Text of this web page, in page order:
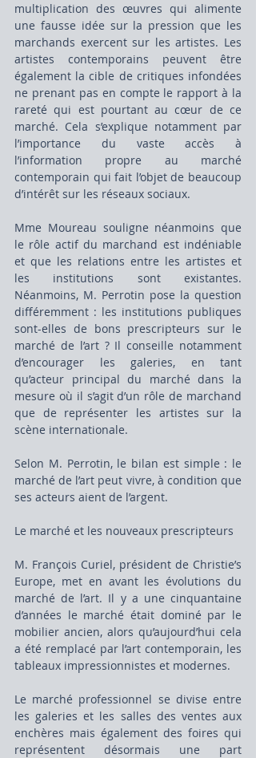
multiplication des œuvres qui alimente
une fausse idée sur la pression que les
marchands exercent sur les artistes. Les
artistes contemporains peuvent être
également la cible de critiques infondées
ne prenant pas en compte le rapport à la
rareté qui est pourtant au cœur de ce
marché. Cela s’explique notamment par
l’importance du vaste accès à
l’information propre au marché
contemporain qui fait l’objet de beaucoup
d’intérêt sur les réseaux sociaux.
Mme Moureau souligne néanmoins que
le rôle actif du marchand est indéniable
et que les relations entre les artistes et
les institutions sont existantes.
Néanmoins, M. Perrotin pose la question
différemment : les institutions publiques
sont-elles de bons prescripteurs sur le
marché de l’art ? Il conseille notamment
d’encourager les galeries, en tant
qu’acteur principal du marché dans la
mesure où il s’agit d’un rôle de marchand
que de représenter les artistes sur la
scène internationale.
Selon M. Perrotin, le bilan est simple : le
marché de l’art peut vivre, à condition que
ses acteurs aient de l’argent.
Le marché et les nouveaux prescripteurs
M. François Curiel, président de Christie’s
Europe, met en avant les évolutions du
marché de l’art. Il y a une cinquantaine
d’années le marché était dominé par le
mobilier ancien, alors qu’aujourd’hui cela
a été remplacé par l’art contemporain, les
tableaux impressionnistes et modernes.
Le marché professionnel se divise entre
les galeries et les salles des ventes aux
enchères mais également des foires qui
représentent désormais une part